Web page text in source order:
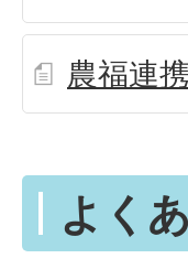
農福連携
よく